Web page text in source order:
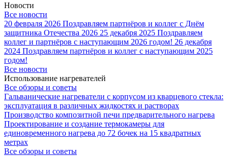
Новости
Все новости
20 февраля 2026 Поздравляем партнёров и коллег с Днём
защитника Отечества 2026 25 декабря 2025 Поздравляем
коллег и партнёров с наступающим 2026 годом! 26 декабря
2024 Поздравляем партнёров и коллег с наступающим 2025
годом!
Все новости
Использование нагревателей
Все обзоры и советы
Гальванические нагреватели с корпусом из кварцевого стекла:
эксплуатация в различных жидкостях и растворах
Производство композитной печи предварительного нагрева
Проектирование и создание термокамеры для
единовременного нагрева до 72 бочек на 15 квадратных
метрах
Все обзоры и советы